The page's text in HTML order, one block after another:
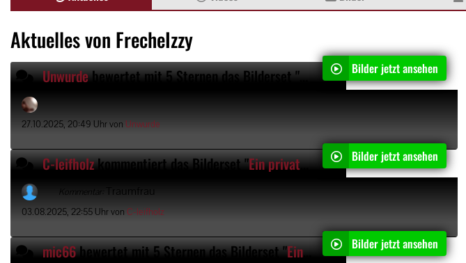
Aktuelles von FrecheIzzy
Unwurdebewertet mit 5 Sternendas Bilderset "Ein privater Einblick"
Bilder jetzt ansehen
27.10.2025, 20:49 Uhr von Unwurde
C-leifholzkommentiertdas Bilderset "Ein privater Einblick "
Bilder jetzt ansehen
Kommentar: Traumfrau
03.08.2025, 22:55 Uhr von C-leifholz
mic66bewertet mit 5 Sternendas Bilderset "Ein privater Einblick "
Bilder jetzt ansehen